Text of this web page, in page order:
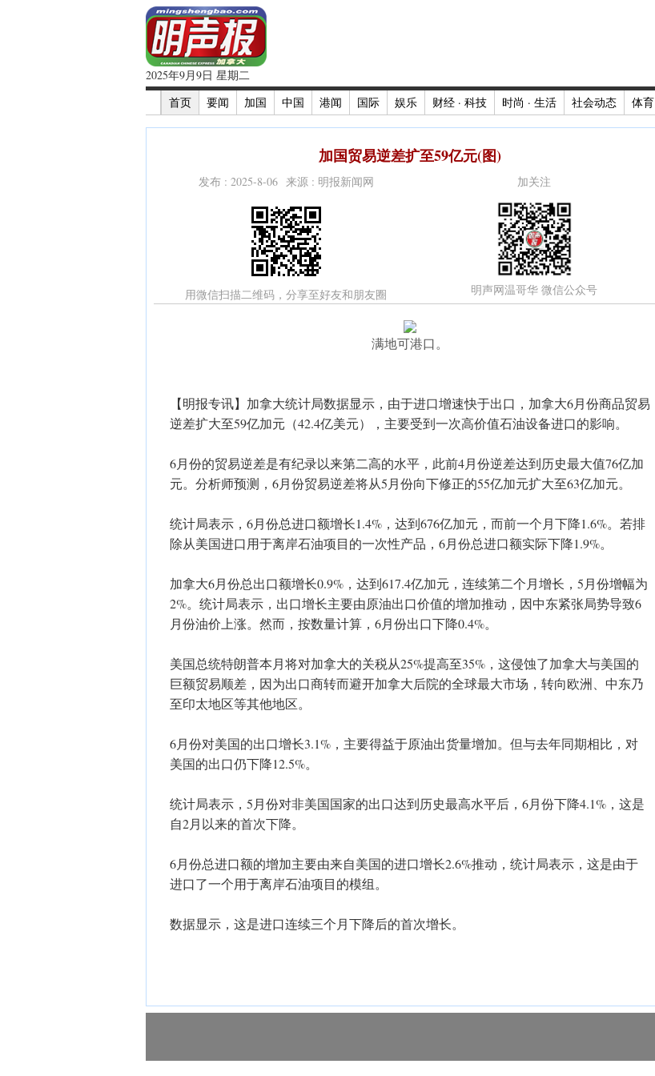
2025年9月9日 星期二
首页
要闻 加国 中国 港闻 国际 娱乐 财经 · 科技 时尚 · 生活 社会动态 体育
加国贸易逆差扩至59亿元(图)
发布 : 2025-8-06 来源 : 明报新闻网
用微信扫描二维码，分享至好友和朋友圈
加关注
明声网温哥华 微信公众号
满地可港口。
【明报专讯】加拿大统计局数据显示，由于进口增速快于出口，加拿大6月份商品贸易
逆差扩大至59亿加元（42.4亿美元），主要受到一次高价值石油设备进口的影响。
6月份的贸易逆差是有纪录以来第二高的水平，此前4月份逆差达到历史最大值76亿加
元。分析师预测，6月份贸易逆差将从5月份向下修正的55亿加元扩大至63亿加元。
统计局表示，6月份总进口额增长1.4%，达到676亿加元，而前一个月下降1.6%。若排
除从美国进口用于离岸石油项目的一次性产品，6月份总进口额实际下降1.9%。
加拿大6月份总出口额增长0.9%，达到617.4亿加元，连续第二个月增长，5月份增幅为
2%。统计局表示，出口增长主要由原油出口价值的增加推动，因中东紧张局势导致6
月份油价上涨。然而，按数量计算，6月份出口下降0.4%。
美国总统特朗普本月将对加拿大的关税从25%提高至35%，这侵蚀了加拿大与美国的
巨额贸易顺差，因为出口商转而避开加拿大后院的全球最大市场，转向欧洲、中东乃
至印太地区等其他地区。
6月份对美国的出口增长3.1%，主要得益于原油出货量增加。但与去年同期相比，对
美国的出口仍下降12.5%。
统计局表示，5月份对非美国国家的出口达到历史最高水平后，6月份下降4.1%，这是
自2月以来的首次下降。
6月份总进口额的增加主要由来自美国的进口增长2.6%推动，统计局表示，这是由于
进口了一个用于离岸石油项目的模组。
数据显示，这是进口连续三个月下降后的首次增长。